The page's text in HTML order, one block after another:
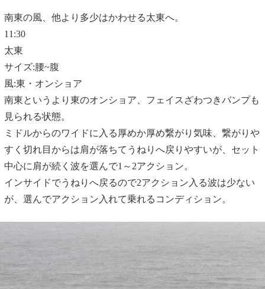
南東の風、他より多少はかわせる太東へ。
11:30
太東
サイズ:腰~腹
風:東・オンショア
南東というより東のオンショア、フェイスざわつきバンプも
見られる状態。
ミドルからのワイドに入る厚めか厚め繋がり気味、繋がりや
すく切れ目からは肩が落ちてうねりへ戻りやすいが、セット
中心に肩が続く波を選んで1～2アクション。
インサイドでうねりへ戻るので2アクション入る波は少ない
が、選んでアクション入れて乗れるコンディション。